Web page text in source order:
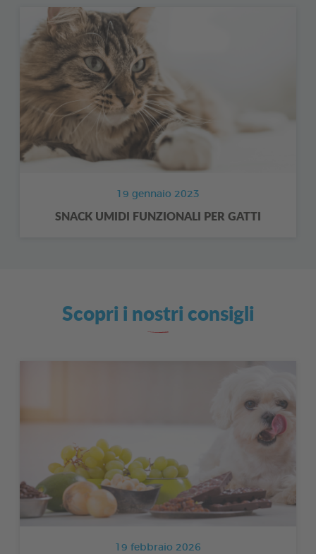
19 gennaio 2023
SNACK UMIDI FUNZIONALI PER GATTI
Scopri i nostri consigli
19 febbraio 2026